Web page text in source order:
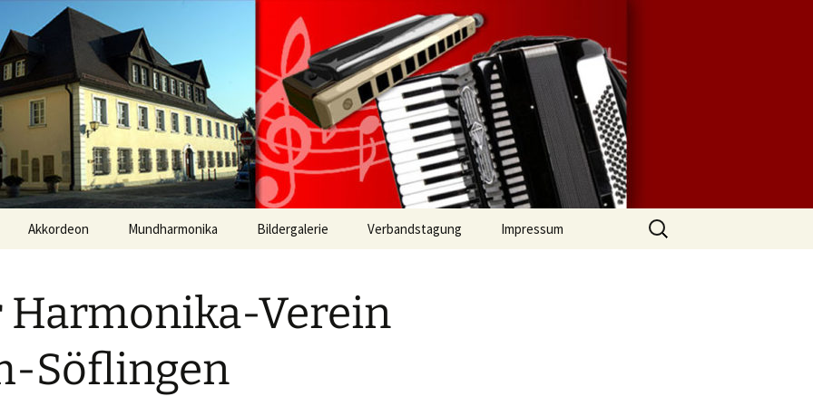
Ulm-Söflingen |
Orchester | Mundharmonika-
Akkordeon Mundharmonika Bildergalerie Verbandstagung Impressum
Suchen
nach:
Harmonika-Verein
Söflingen